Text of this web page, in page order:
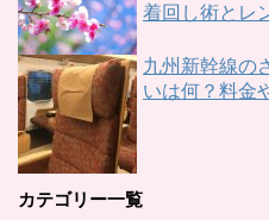
着回し術とレ
九州新幹線の
いは何？料金
カテゴリー一覧